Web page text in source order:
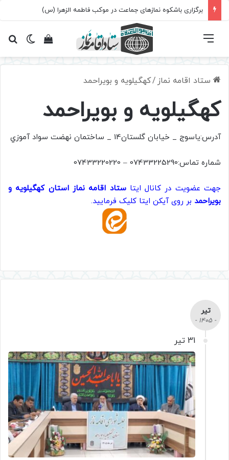
برگزاری باشکوه نمازهای جماعت در موکب فاطمه الزهرا (س)
تغییرمشاهده فهرست
ستاد اقامه نماز /کهگیلویه و بویراحمد
کهگیلویه و بویراحمد
آدرس:ياسوج _ خيابان گلستان14 _ ساختمان نهضت سواد آموزي
شماره تماس:07433225290 – 07433220220
جهت عضویت در کانال ایتاستاد اقامه نماز استان کهگیلویه و
بویراحمد بر روی آیکن ایتا کلیک فرمایید.
تیر
- 1405 -
31 تیر